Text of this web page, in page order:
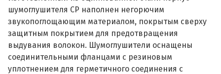
шумоглушителя СР наполнен негорючим
звукопоглощающим материалом, покрытым сверху
защитным покрытием для предотвращения
выдувания волокон. Шумоглушители оснащены
соединительными фланцами с резиновым
уплотнением для герметичного соединения с